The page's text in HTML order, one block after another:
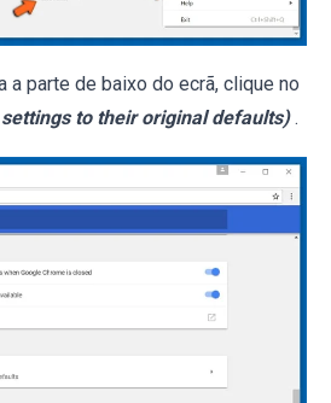
a parte de baixo do ecrã, clique no
to their original defaults) .